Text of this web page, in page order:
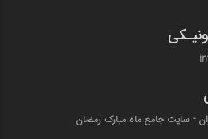
- سایت جامع ماه مبارک رمضان